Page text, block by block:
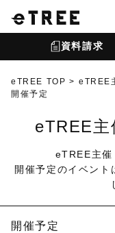
資料請求
eTREE TOP
eTREE
開催予定
eTREE主
eTREE主催
開催予定のイベント
開催予定